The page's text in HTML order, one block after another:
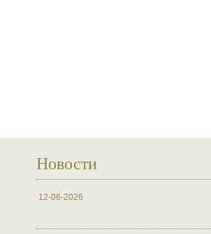
Новости
12-06-2026